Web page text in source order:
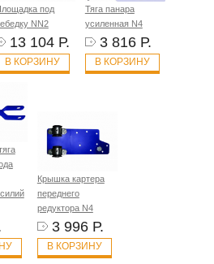
под
NN2
13 104 Р.
В КОРЗИНУ
Тяга панара
усиленная N4
3 816 Р.
В КОРЗИНУ
Крышка картера
переднего
редуктора N4
3 996 Р.
В КОРЗИНУ